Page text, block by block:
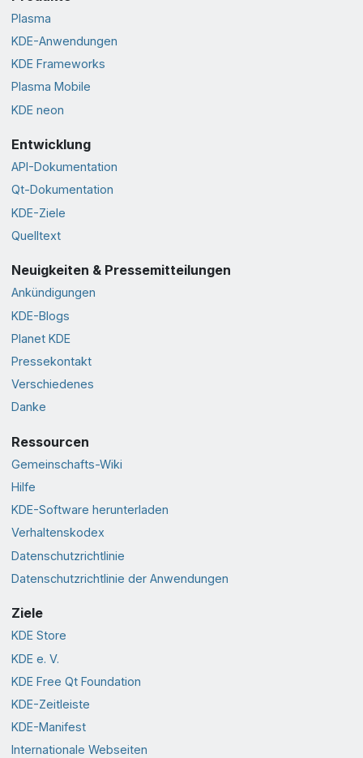
Plasma
KDE-Anwendungen
KDE Frameworks
Plasma Mobile
KDE neon
Entwicklung
API-Dokumentation
Qt-Dokumentation
KDE-Ziele
Quelltext
Neuigkeiten & Pressemitteilungen
Ankündigungen
KDE-Blogs
Planet KDE
Pressekontakt
Verschiedenes
Danke
Ressourcen
Gemeinschafts-Wiki
Hilfe
KDE-Software herunterladen
Verhaltenskodex
Datenschutzrichtlinie
Datenschutzrichtlinie der Anwendungen
Ziele
KDE Store
KDE e. V.
KDE Free Qt Foundation
KDE-Zeitleiste
KDE-Manifest
Internationale Webseiten